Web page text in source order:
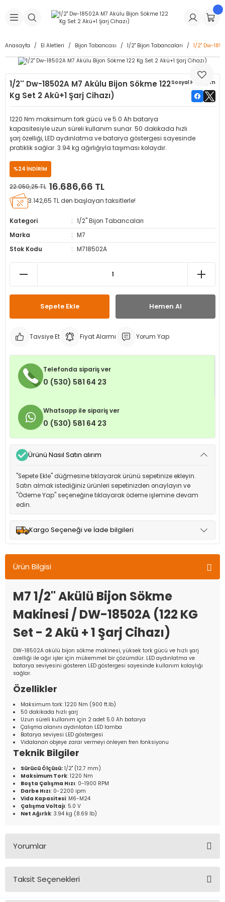
Geri Dön
Makineleri
Geri Dön
Dolgu Lastikleri
Dolgu Lastikleri
Geri Dön
İç Lastikleri
İç Lastikleri
Geri Dön
Geri Dön
& Sibop İlaveleri
Kapağı
Geri Dön
Tüpü
& Spreyler
Geri Dön
Makinesi Yedek Parçaları
Yedek Parçaları
Anasayfa El Aletleri Bijon Tabancası 1/2" Bijon Tabancaları 1/2'' Dw-
1/2'' Dw-18502A M7 Akülu Bijon Sökme 122
Kg Set 2 Akü+1 Şarj Cihazı)
Sosyal Paylaşım
1220 Nm maksimum tork gücü ve 5.0 Ah batarya
kapasitesiyle uzun süreli kullanım sunar. 50 dakikada hızlı
şarj özelliği, LED aydınlatma ve batarya göstergesi sayesinde
pratiklik sağlar. 3.94 kg ağırlığıyla taşıması kolaydır.
%24 İNDİRİM
22.050,25 TL 16.686,66 TL
3.142,65 TL den başlayan taksitlerle!
Kategori
1/2" Bijon Tabancaları
Marka
M7
Stok Kodu
M718502A
Sepete Ekle Hemen Al
Tavsiye Et Fiyat Alarmı Yorum Yap
Telefonda sipariş ver
0 (530) 581 64 23
Whatsapp ile sipariş ver
0 (530) 581 64 23
Ürünü Nasıl Satın alırım
"Sepete Ekle" düğmesine tıklayarak ürünü sepetinize ekleyin.
Satın almak istediğiniz ürünleri sepetinizden onaylayın ve
"Ödeme Yap" seçeneğine tıklayarak ödeme işlemine devam
edin.
Kargo Seçeneği ve İade bilgileri
adresinize teslim edilir.
Ürün Bilgisi
M7 1/2" Akülü Bijon Sökme
Makinesi / DW-18502A (122 KG
Set - 2 Akü + 1 Şarj Cihazı)
DW-18502A akülü bijon sökme makinesi, yüksek tork gücü ve hızlı şarj
özelliği ile ağır işler için mükemmel bir çözümdür. LED aydınlatma ve
batarya seviyesini gösteren LED göstergesi sayesinde kullanım kolaylığı
sağlar.
Özellikler
Maksimum tork: 1220 Nm (900 ft.lb)
50 dakikada hızlı şarj
Uzun süreli kullanım için 2 adet 5.0 Ah batarya
Çalışma alanını aydınlatan LED lamba
Batarya seviyesi LED göstergesi
Vidalanan objeye zarar vermeyi önleyen fren fonksiyonu
Teknik Bilgiler
Sürücü Ölçüsü: 1/2" (12.7 mm)
Maksimum Tork: 1220 Nm
Boşta Çalışma Hızı: 0-1900 RPM
Darbe Hızı: 0-2200 ipm
Vida Kapasitesi: M6-M24
Çalışma Voltajı: 5.0 V
Net Ağırlık: 3.94 kg (8.69 lb)
Yorumlar
Taksit Seçenekleri